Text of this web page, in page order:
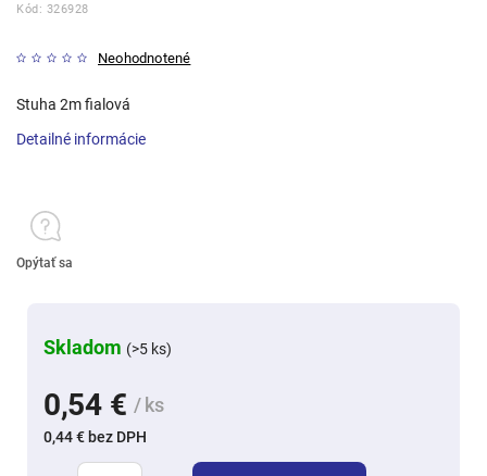
Kód: 326928
Neohodnotené
0,54 € / ks
0,44 € bez DPH
Skladom (>5 ks)
Stuha 2m fialová
Detailné informácie
Opýtať sa